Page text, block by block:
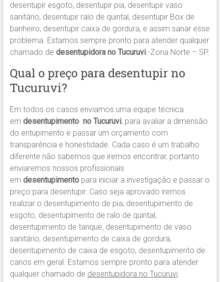
desentupir esgoto, desentupir pia, desentupir vaso
sanitário, desentupir ralo de quintal, desentupir Box de
banheiro, desentupir caixa de gordura, e assim sanar esse
problema. Estamos sempre pronto para atender qualquer
chamado de desentupidora no Tucuruvi-Zona Norte – SP.
Qual o preço para desentupir no
Tucuruvi?
Em todos os casos enviamos uma equipe técnica
em desentupimento no Tucuruvi, para avaliar a dimensão
do entupimento e passar um orçamento com
transparência e honestidade. Cada caso é um trabalho
diferente não sabemos que iremos encontrar, portanto
enviaremos nossos profissionais
em desentupimentopara iniciar a investigação e passar o
preço para desentupir. Caso seja aprovado iremos
realizar o desentupimento de pia, desentupimento de
esgoto, desentupimento de ralo de quintal,
desentupimento de tanque, desentupimento de vaso
sanitário, desentupimento de caixa de gordura,
desentupimento de caixa de esgoto, desentupimento de
canos em geral. Estamos sempre pronto para atender
qualquer chamado de desentupidora no Tucuruvi.